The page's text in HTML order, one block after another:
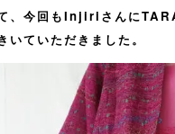
、今回もInjiriさんに
いていただきました。